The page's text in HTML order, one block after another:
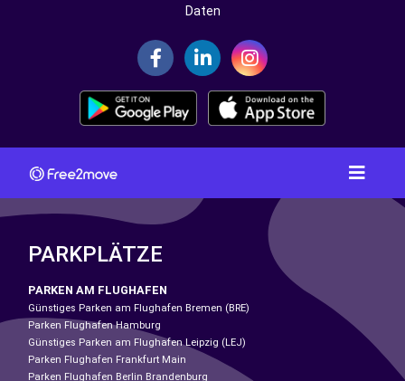
Daten
PARKPLÄTZE
PARKEN AM FLUGHAFEN
Günstiges Parken am Flughafen Bremen (BRE)
Parken Flughafen Hamburg
Günstiges Parken am Flughafen Leipzig (LEJ)
Parken Flughafen Frankfurt Main
Parken Flughafen Berlin Brandenburg